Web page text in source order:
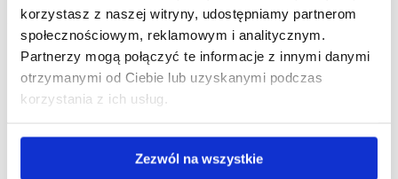
korzystasz z naszej witryny, udostępniamy partnerom
społecznościowym, reklamowym i analitycznym.
Partnerzy mogą połączyć te informacje z innymi danymi
otrzymanymi od Ciebie lub uzyskanymi podczas
korzystania z ich usług.
Zezwól na wszystkie
Jeżeli chcesz pogłębić swoją wiedzę o języku, rozwinąć
umiejętności pisania tekstów naukowych, zaprezentować
wyniki swoich badań lingwistycznych, ZAPRASZAMY.
W bieżącym roku akademickim w semestrze letnim regularne
spotkania dyskusyjne odbywają się w ostatni czwartek
Kontakt: barbararozanska346@gmail.com